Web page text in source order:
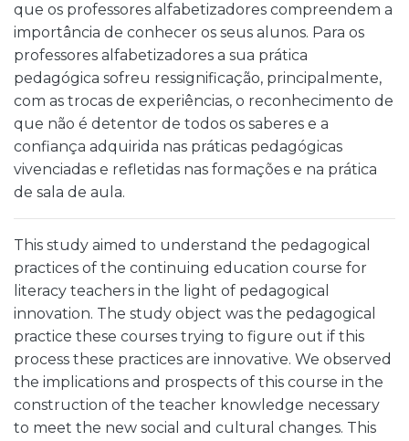
que os professores alfabetizadores compreendem a
importância de conhecer os seus alunos. Para os
professores alfabetizadores a sua prática
pedagógica sofreu ressignificação, principalmente,
com as trocas de experiências, o reconhecimento de
que não é detentor de todos os saberes e a
confiança adquirida nas práticas pedagógicas
vivenciadas e refletidas nas formações e na prática
de sala de aula.
This study aimed to understand the pedagogical
practices of the continuing education course for
literacy teachers in the light of pedagogical
innovation. The study object was the pedagogical
practice these courses trying to figure out if this
process these practices are innovative. We observed
the implications and prospects of this course in the
construction of the teacher knowledge necessary
to meet the new social and cultural changes. This